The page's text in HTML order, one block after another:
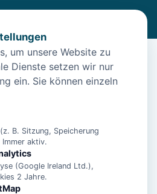
ist aktuell nicht
Nähe
um unsere Website zu
Dienste setzen wir nur
ein. Sie können einzeln
B. Sitzung, Speicherung
aktiv.
(Google Ireland Ltd.),
2 Jahre.